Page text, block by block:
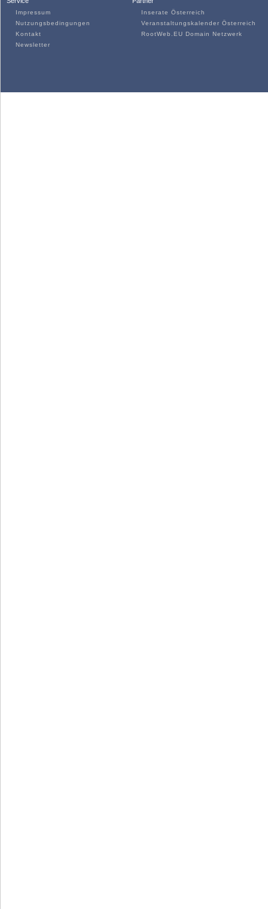
Impressum
Nutzungsbedingungen
Kontakt
Newsletter
Inserate Österreich
Veranstaltungskalender Österreich
RootWeb.EU Domain Netzwerk